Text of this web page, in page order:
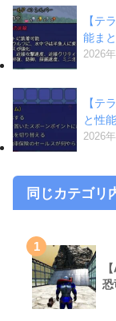
【テ
能ま
2026
【テ
と性
2026
同じカテゴリ
1
恐